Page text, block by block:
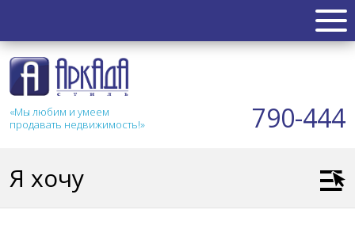
«Мы любим и умеем
продавать недвижимость!»
790-444
НЕДВИЖИМОСТЬ
Таунхаус
Коммерческая
Я хочу